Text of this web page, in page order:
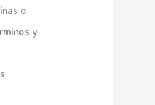
o
y